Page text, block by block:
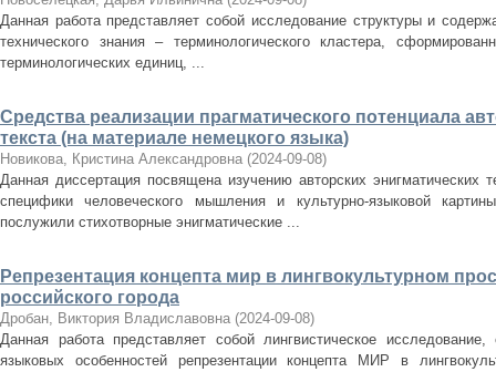
Данная работа представляет собой исследование структуры и
технического знания – терминологического кластера,
терминологических единиц, ...
Средства реализации прагматического потенциала
текста (на материале немецкого языка)
Новикова, Кристина Александровна (2024-09-08)
Данная диссертация посвящена изучению авторских энигматических
специфики человеческого мышления и культурно-языковой
послужили стихотворные энигматические ...
Репрезентация концепта мир в лингвокультурном
российского города
Дробан, Виктория Владиславовна (2024-09-08)
Данная работа представляет собой лингвистическое
языковых особенностей репрезентации концепта МИР в